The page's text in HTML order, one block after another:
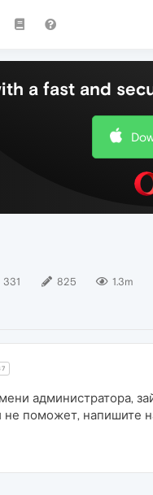
a fast and
331 825 1.3m
администратора,
не поможет, напишите